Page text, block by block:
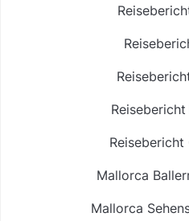
Mallorca
Mallorca